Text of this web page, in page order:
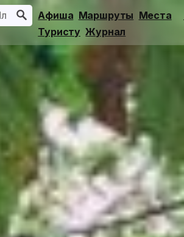
Афиша Маршруты Места
Туристу Журнал